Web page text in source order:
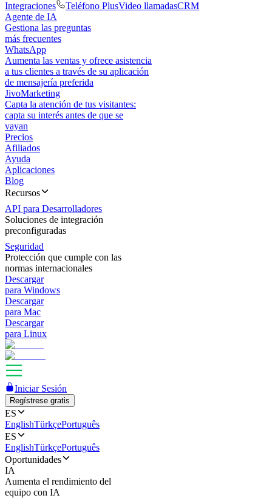
Integraciones
Teléfono PlusVideo llamadasCRM
Agente de IA
Gestiona las preguntas
más frecuentes
WhatsApp
Aumenta las ventas y ofrece asistencia
a tus clientes a través de su aplicación
de mensajería preferida
JivoMarketing
Capta la atención de tus visitantes:
capta su interés antes de que se
vayan
Precios
Afiliados
Ayuda
Aplicaciones
Blog
Recursos
API para Desarrolladores
Soluciones de integración
preconfiguradas
Seguridad
Protección que cumple con las
normas internacionales
Descargar
para Windows
Descargar
para Mac
Descargar
para Linux
Iniciar Sesión
Regístrese gratis
ES
EnglishTürkçePortuguês
ES
EnglishTürkçePortuguês
Oportunidades
IA
Aumenta el rendimiento del
equipo con IA